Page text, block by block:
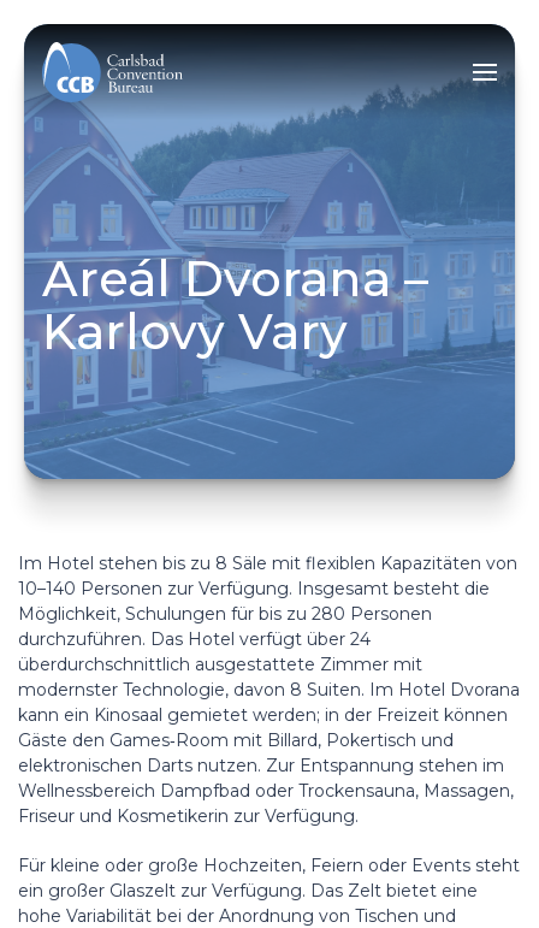
Areál Dvorana –
Karlovy Vary
Im Hotel stehen bis zu 8 Säle mit flexiblen Kapazitäten von
10–140 Personen zur Verfügung. Insgesamt besteht die
Möglichkeit, Schulungen für bis zu 280 Personen
durchzuführen. Das Hotel verfügt über 24
überdurchschnittlich ausgestattete Zimmer mit
modernster Technologie, davon 8 Suiten. Im Hotel Dvorana
kann ein Kinosaal gemietet werden; in der Freizeit können
Gäste den Games‑Room mit Billard, Pokertisch und
elektronischen Darts nutzen. Zur Entspannung stehen im
Wellnessbereich Dampfbad oder Trockensauna, Massagen,
Friseur und Kosmetikerin zur Verfügung.
Für kleine oder große Hochzeiten, Feiern oder Events steht
ein großer Glaszelt zur Verfügung. Das Zelt bietet eine
hohe Variabilität bei der Anordnung von Tischen und